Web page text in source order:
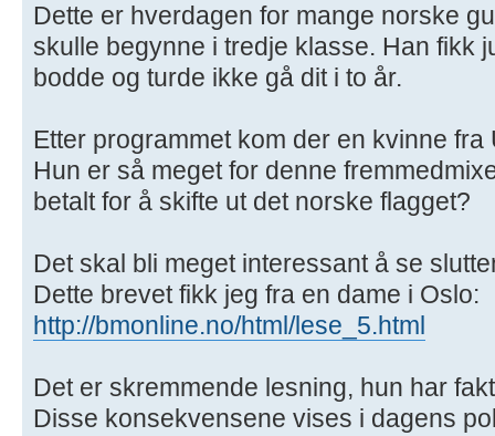
Dette er hverdagen for mange norske
skulle begynne i tredje klasse. Han fikk
bodde og turde ikke gå dit i to år.
Etter programmet kom der en kvinne
Hun er så meget for denne
betalt for å skifte ut det norske flagget?
Det skal bli meget interessant å se
Dette brevet fikk jeg fra en dame i Oslo:
http://bmonline.no/html/lese_5.html
Det er skremmende lesning, hun har
Disse konsekvensene vises i dagens